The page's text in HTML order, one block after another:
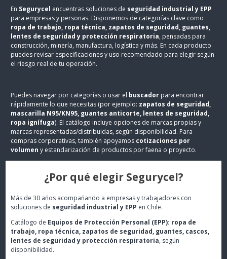
En Segurycel encuentras soluciones de seguridad industrial y EPP
para empresas y personas. Disponemos de categorías clave como
ropa de trabajo, ropa técnica, zapatos de seguridad, guantes,
lentes de seguridad y protección respiratoria, pensadas para
construcción, minería, manufactura, logística y más. En cada producto
puedes revisar especificaciones y uso recomendado para elegir según
el riesgo real de tu operación.
Puedes navegar por categorías o usar el buscador para encontrar
rápidamente lo que necesitas (por ejemplo: zapatos de seguridad,
mascarilla N95/KN95, guantes anticorte, lentes de seguridad,
ropa ignífuga). El catálogo incluye opciones de marcas propias y
marcas representadas/distribuidas, según disponibilidad. Para
compras corporativas, también apoyamos cotizaciones por
volumen y estandarización de productos por faena o proyecto.
¿Por qué elegir Segurycel?
Más de 30 años acompañando a empresas y trabajadores con
soluciones de seguridad industrial y EPP en Chile.
Catálogo de Equipos de Protección Personal (EPP): ropa de
trabajo, ropa técnica, zapatos de seguridad, guantes, cascos,
lentes de seguridad y protección respiratoria, según
disponibilidad.